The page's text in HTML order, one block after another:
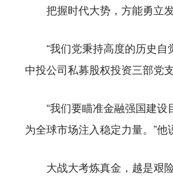
把握时代大势，方能勇立发
“我们党秉持高度的历史自
中投公司私募股权投资三部党
“我们要瞄准金融强国建设
为全球市场注入稳定力量。”他
大战大考炼真金，越是艰险